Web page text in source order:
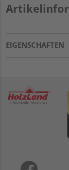
EIGENSCHAFTEN